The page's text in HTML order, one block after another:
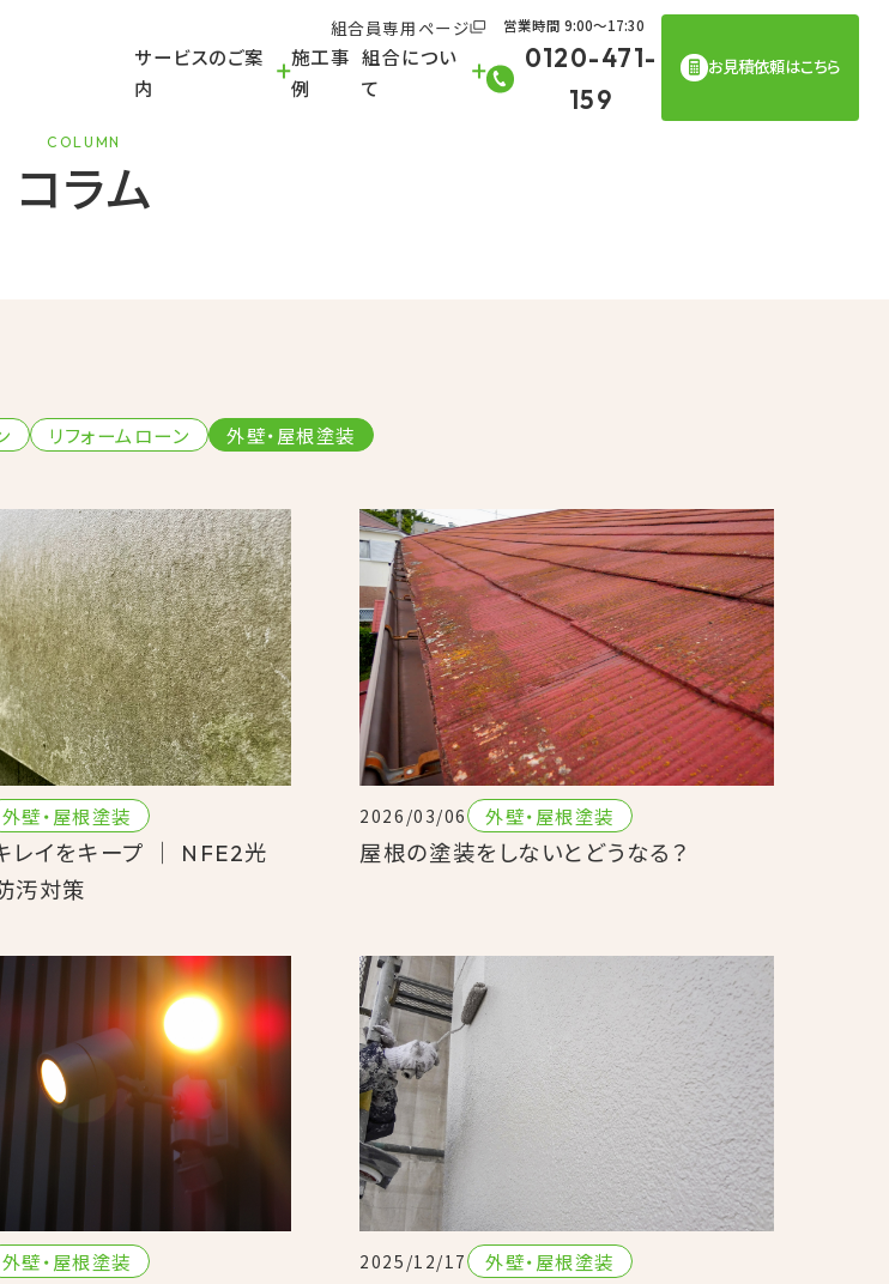
組合員専用ページ
サービスのご案
内
施工事
例
組合につい
て
営業時間 9:00〜17:30
0120-471-
159
お見積依頼はこちら
COLUMN
コラム
リフォームローン 外壁・屋根塗装
外壁・屋根塗装
レイをキープ ｜ NFE2光
汚対策
2026/03/06 外壁・屋根塗装
屋根の塗装をしないとどうなる？
外壁・屋根塗装 2025/12/17 外壁・屋根塗装